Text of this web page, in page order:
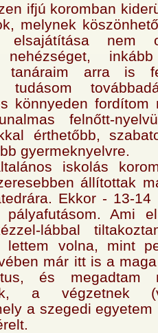
ifjú koromban
melynek
elsajátítása nem
nehézséget,
tanáraim arra is
tudásom
könnyeden fordítom
felnőtt-
érthetőbb,
gyermeknyelvre.
iskolás
állítottak
Ekkor - 13-14
Ami
lábbal
lettem volna, mint
már itt is a
és megadtam
a végzetnek
a szegedi